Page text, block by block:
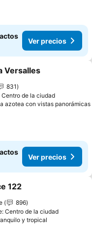
Ver precios
a favoritos
Versalles
831
Centro de la ciudad
azotea con vistas panorámicas
Ver precios
a favoritos
122
896
Centro de la ciudad
y tropical